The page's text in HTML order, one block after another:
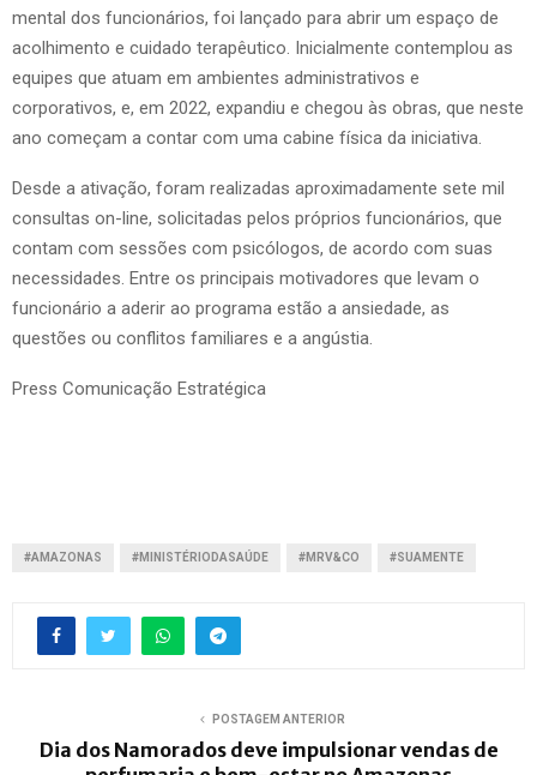
mental dos funcionários, foi lançado para abrir um espaço de
acolhimento e cuidado terapêutico. Inicialmente contemplou as
equipes que atuam em ambientes administrativos e
corporativos, e, em 2022, expandiu e chegou às obras, que neste
ano começam a contar com uma cabine física da iniciativa.
Desde a ativação, foram realizadas aproximadamente sete mil
consultas on-line, solicitadas pelos próprios funcionários, que
contam com sessões com psicólogos, de acordo com suas
necessidades. Entre os principais motivadores que levam o
funcionário a aderir ao programa estão a ansiedade, as
questões ou conflitos familiares e a angústia.
Press Comunicação Estratégica
#AMAZONAS #MINISTÉRIODASAÚDE #MRV&CO #SUAMENTE
POSTAGEM ANTERIOR
Dia dos Namorados deve impulsionar vendas de